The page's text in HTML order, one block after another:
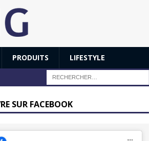
PRODUITS LIFESTYLE
SUR FACEBOOK